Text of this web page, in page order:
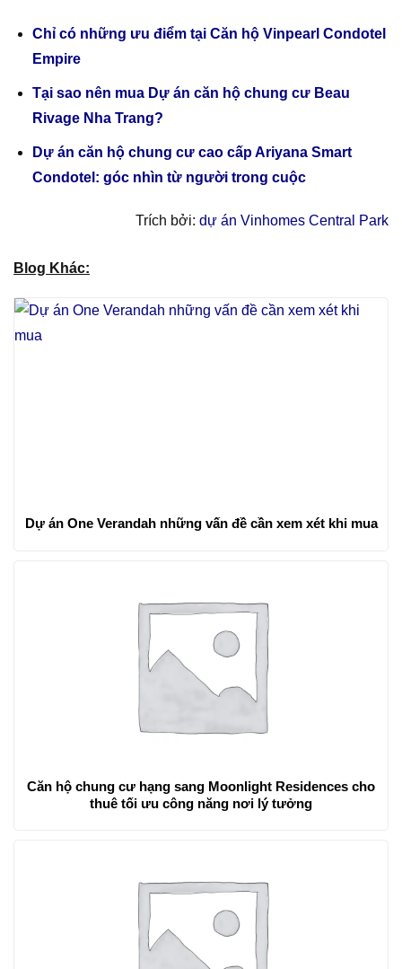
Chỉ có những ưu điểm tại Căn hộ Vinpearl Condotel
Empire
Tại sao nên mua Dự án căn hộ chung cư Beau
Rivage Nha Trang?
Dự án căn hộ chung cư cao cấp Ariyana Smart
Condotel: góc nhìn từ người trong cuộc
Trích bởi: dự án Vinhomes Central Park
Blog Khác:
Dự án One Verandah những vấn đề cần xem xét khi mua
Căn hộ chung cư hạng sang Moonlight Residences cho
thuê tối ưu công năng nơi lý tưởng